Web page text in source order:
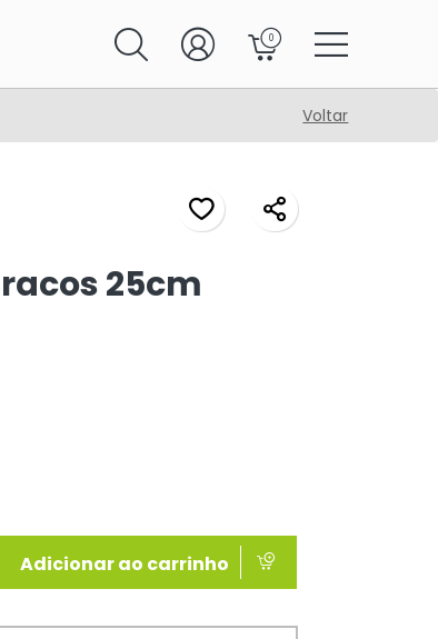
0
Voltar
25cm
Adicionar ao carrinho